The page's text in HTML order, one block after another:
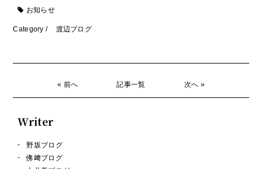
お知らせ
Category / 渡辺ブログ
« 前へ 記事一覧 次へ »
Writer
野坂ブログ
佛﨑ブログ